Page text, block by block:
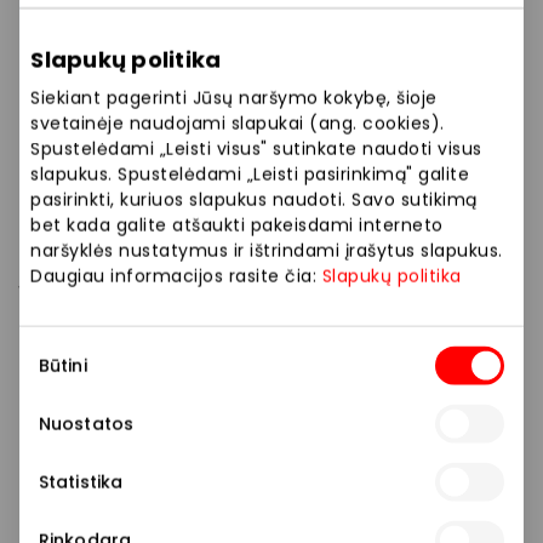
Slapukų politika
Siekiant pagerinti Jūsų naršymo kokybę, šioje
svetainėje naudojami slapukai (ang. cookies).
Spustelėdami „Leisti visus" sutinkate naudoti visus
slapukus. Spustelėdami „Leisti pasirinkimą" galite
pasirinkti, kuriuos slapukus naudoti. Savo sutikimą
bet kada galite atšaukti pakeisdami interneto
naršyklės nustatymus ir ištrindami įrašytus slapukus.
Daugiau informacijos rasite čia: Slapukų politika
pasirinkimas
Būtini
Nuostatos
Statistika
40 % nuolaida – kontaktinių lęšių tirpalams;
Nelaukite ir atsinaujinkite korekcinius akinius,
nusipirkite išsvajotus saulės akinius, ar saulės akinius
su dioptrijomis, o gal norite fotochrominių akinių?
VISION EXPRESS Klientų dienos – puiki proga
įgyvendinti visus norus. Aprūpinkite naujais
VISION EXPRESS – Jūsų akinių ekspertai.
*Akcijos nuolaida galioja perkant 2 ir daugiau
šį pasiūlymą yra suprantami kaip viena prekė.